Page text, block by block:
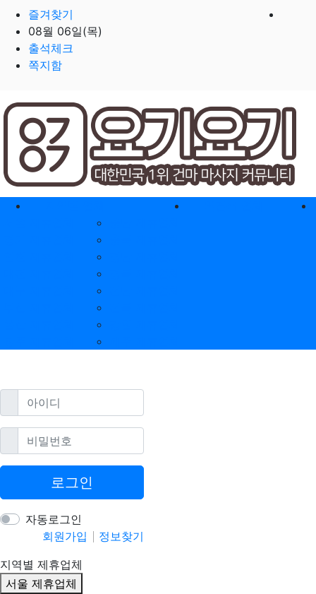
즐겨찾기
08월 06일(목)
출석체크
쪽지함
홈으로
아이디필수
비밀번호필수
로그인
자동로그인
회원가입
정보찾기
지역별 제휴업체
서울 제휴업체